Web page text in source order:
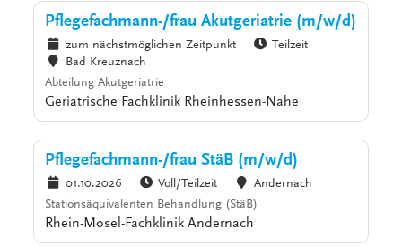
Pflegefachmann-/frau Akutgeriatrie (m/w/d)
zum nächstmöglichen Zeitpunkt
Teilzeit
Bad Kreuznach
Abteilung Akutgeriatrie
Geriatrische Fachklinik Rheinhessen-Nahe
Pflegefachmann-/frau StäB (m/w/d)
01.10.2026 Voll/Teilzeit
Andernach
Stationsäquivalenten Behandlung (StäB)
Rhein-Mosel-Fachklinik Andernach